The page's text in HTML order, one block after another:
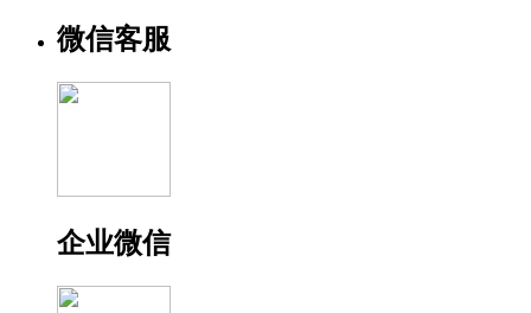
微信客服
企业微信